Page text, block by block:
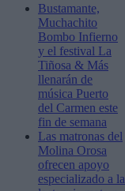
Bustamante,
Muchachito
Bombo Infierno
y el festival La
Tiñosa & Más
llenarán de
música Puerto
del Carmen este
fin de semana
Las matronas del
Molina Orosa
ofrecen apoyo
especializado a la